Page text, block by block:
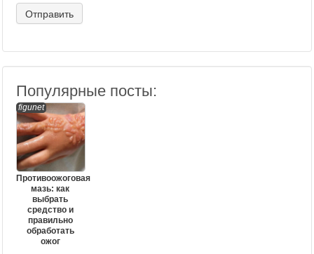
Популярные посты:
figunet
Противоожоговая
мазь: как
выбрать
средство и
правильно
обработать
ожог